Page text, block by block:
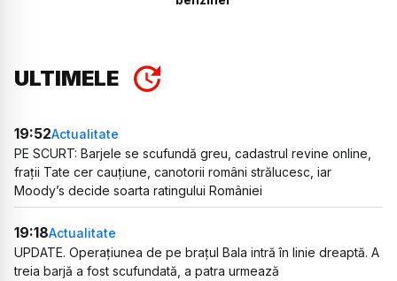
ULTIMELE
19:52Actualitate
PE SCURT: Barjele se scufundă greu, cadastrul revine online,
frații Tate cer cauțiune, canotorii români strălucesc, iar
Moody’s decide soarta ratingului României
19:18Actualitate
UPDATE. Operațiunea de pe brațul Bala intră în linie dreaptă. A
treia barjă a fost scufundată, a patra urmează